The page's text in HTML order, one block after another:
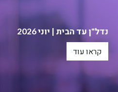
נדל"ן עד הבית | יוני 2026
קראו עוד